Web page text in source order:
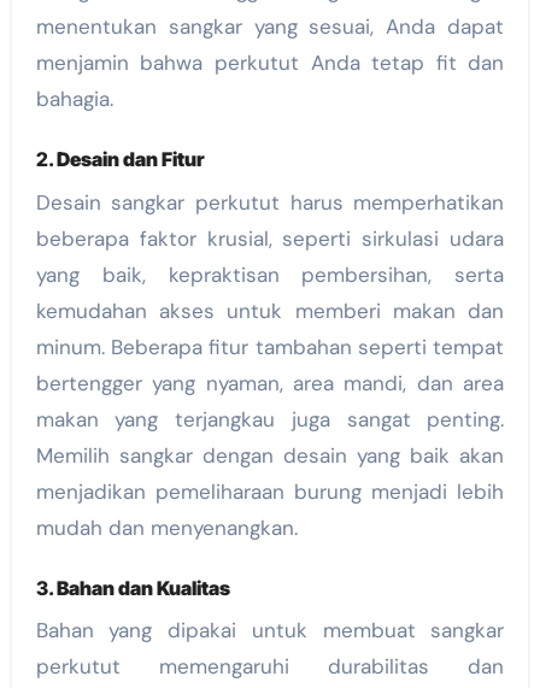
menentukan sangkar yang sesuai, Anda dapat
menjamin bahwa perkutut Anda tetap fit dan
bahagia.
2.Desain dan Fitur
Desain sangkar perkutut harus memperhatikan
beberapa faktor krusial, seperti sirkulasi udara
yang baik, kepraktisan pembersihan, serta
kemudahan akses untuk memberi makan dan
minum. Beberapa fitur tambahan seperti tempat
bertengger yang nyaman, area mandi, dan area
makan yang terjangkau juga sangat penting.
Memilih sangkar dengan desain yang baik akan
menjadikan pemeliharaan burung menjadi lebih
mudah dan menyenangkan.
3.Bahan dan Kualitas
Bahan yang dipakai untuk membuat sangkar
perkutut memengaruhi durabilitas dan